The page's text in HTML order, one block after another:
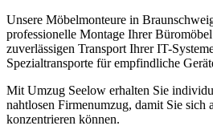
Unsere Möbelmonteure in
professionelle Montage Ihrer
zuverlässigen Transport Ihrer IT-
Spezialtransporte für empfindliche
Mit Umzug Seelow erhalten Sie
nahtlosen Firmenumzug, damit Sie sich
konzentrieren können.